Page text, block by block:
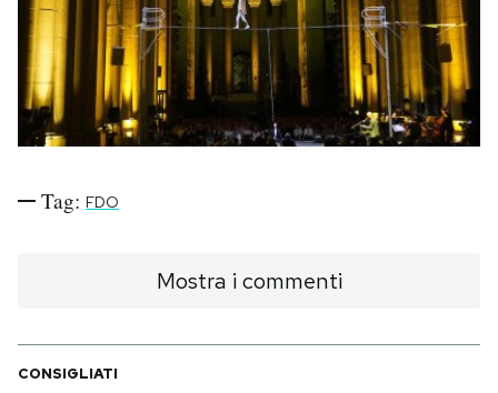
PODCAST
NEWSLETTER
AREA PERSONALE
Tag: FDO
Mostra i commenti
CONSIGLIATI